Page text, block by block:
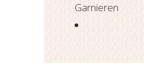
Garnieren